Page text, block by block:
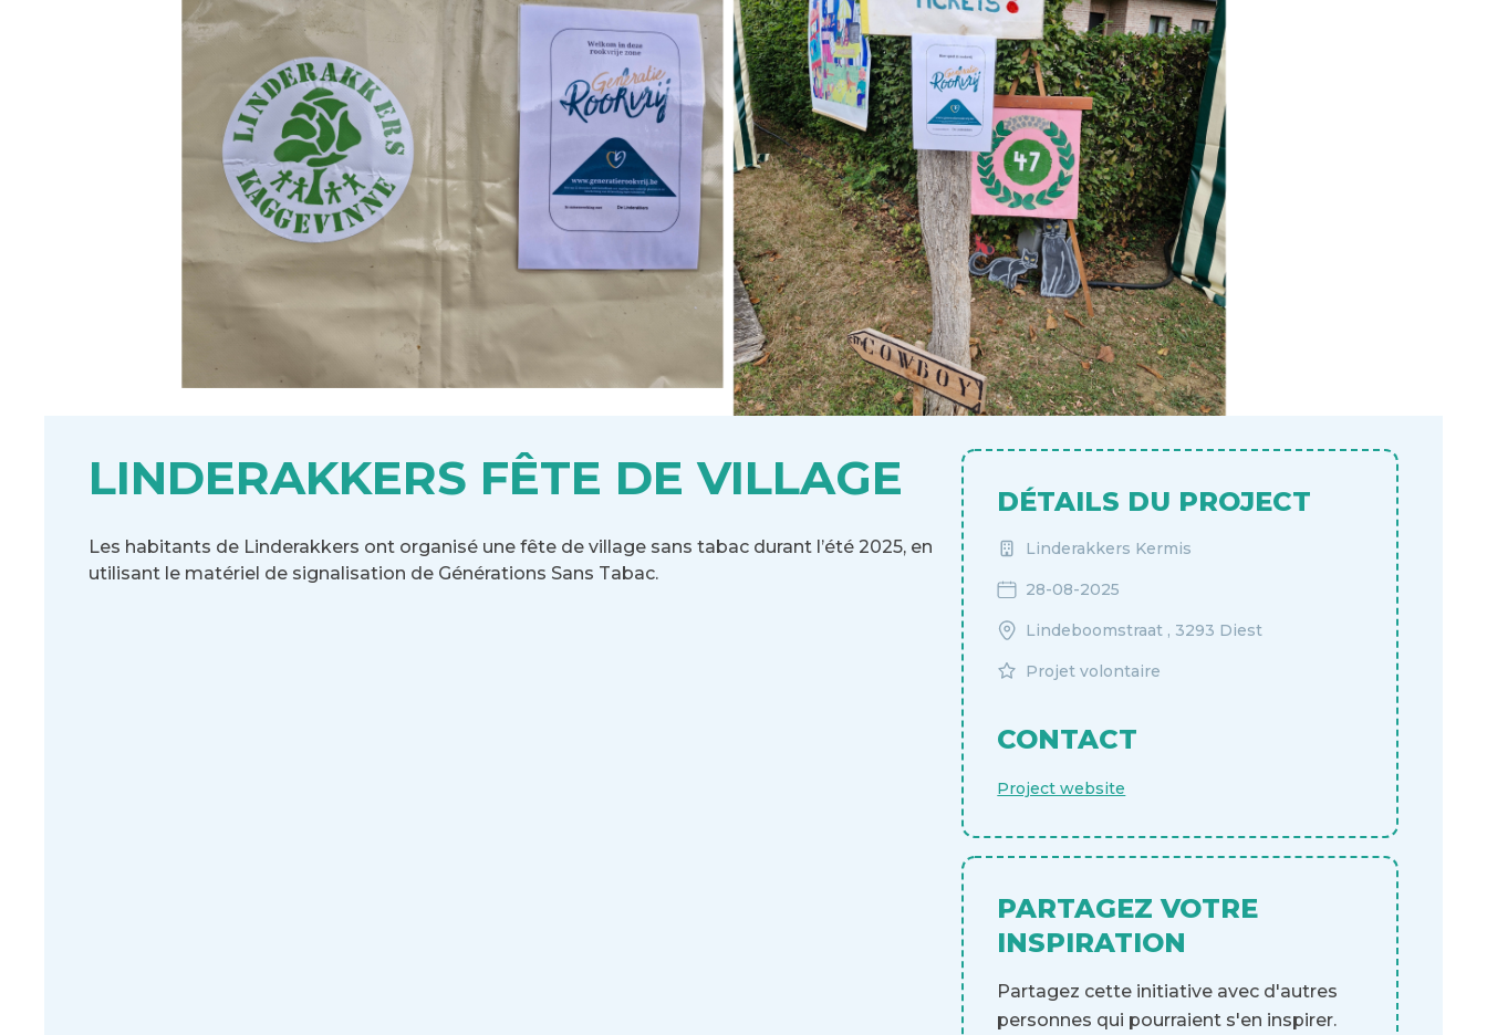
LINDERAKKERS FÊTE DE VILLAGE
Les habitants de Linderakkers ont organisé une fête de village sans tabac durant l’été 2025, en
utilisant le matériel de signalisation de Générations Sans Tabac.
DÉTAILS DU PROJECT
Linderakkers Kermis
28-08-2025
Lindeboomstraat , 3293 Diest
Projet volontaire
CONTACT
Project website
PARTAGEZ VOTRE
INSPIRATION
Partagez cette initiative avec d'autres
personnes qui pourraient s'en inspirer.